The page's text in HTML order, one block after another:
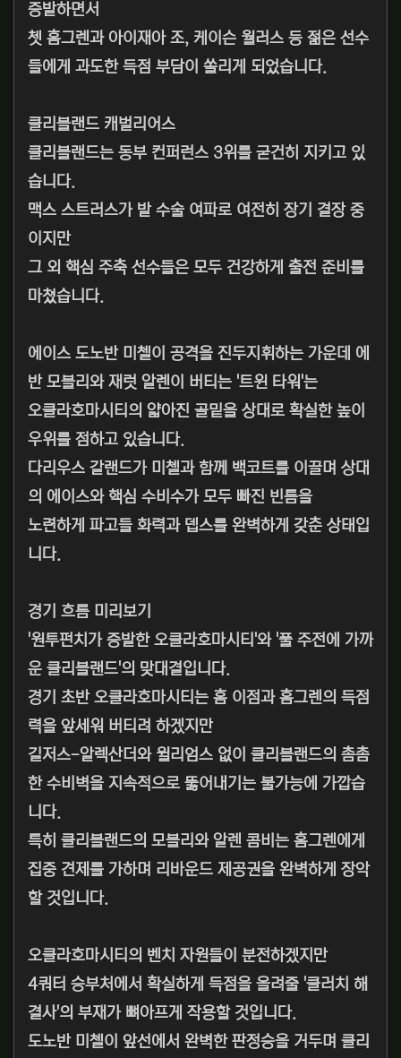
증발하면서
쳇 홈그렌과 아이재아 조, 케이슨 월러스 등 젊은 선수
들에게 과도한 득점 부담이 쏠리게 되었습니다.
클리블랜드 캐벌리어스
클리블랜드는 동부 컨퍼런스 3위를 굳건히 지키고 있
습니다.
맥스 스트러스가 발 수술 여파로 여전히 장기 결장 중
이지만
그 외 핵심 주축 선수들은 모두 건강하게 출전 준비를
마쳤습니다.
에이스 도노반 미첼이 공격을 진두지휘하는 가운데 에
반 모블리와 재럿 알렌이 버티는 '트윈 타워'는
오클라호마시티의 얇아진 골밑을 상대로 확실한 높이
우위를 점하고 있습니다.
다리우스 갈랜드가 미첼과 함께 백코트를 이끌며 상대
의 에이스와 핵심 수비수가 모두 빠진 빈틈을
노련하게 파고들 화력과 뎁스를 완벽하게 갖춘 상태입
니다.
경기 흐름 미리보기
'원투펀치가 증발한 오클라호마시티'와 '풀 주전에 가까
운 클리블랜드'의 맞대결입니다.
경기 초반 오클라호마시티는 홈 이점과 홈그렌의 득점
력을 앞세워 버티려 하겠지만
길저스-알렉산더와 윌리엄스 없이 클리블랜드의 촘촘
한 수비벽을 지속적으로 뚫어내기는 불가능에 가깝습
니다.
특히 클리블랜드의 모블리와 알렌 콤비는 홈그렌에게
집중 견제를 가하며 리바운드 제공권을 완벽하게 장악
할 것입니다.
오클라호마시티의 벤치 자원들이 분전하겠지만
4쿼터 승부처에서 확실하게 득점을 올려줄 '클러치 해
결사'의 부재가 뼈아프게 작용할 것입니다.
도노반 미첼이 앞선에서 완벽한 판정승을 거두며 클리